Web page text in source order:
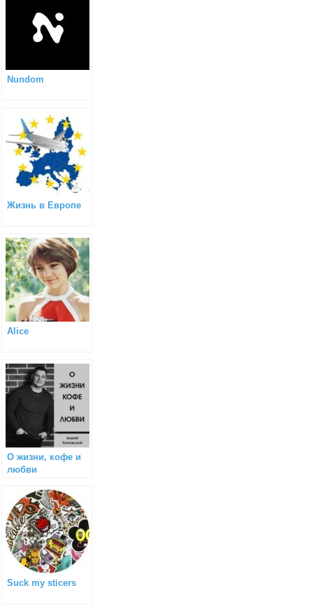
Nundom
Жизнь в Европе
Alice
О жизни, кофе и
любви
Suck my sticers